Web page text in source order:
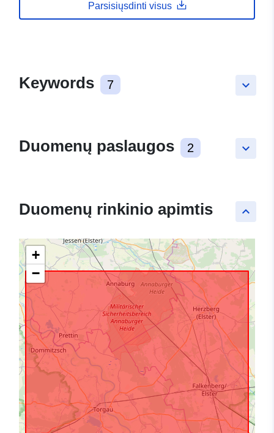
Parsisiųsdinti visus
keyboard_arrow_down
Keywords 7
keyboard_arrow_down
Duomenų paslaugos 2
keyboard_arrow_up
Duomenų rinkinio apimtis
+
−